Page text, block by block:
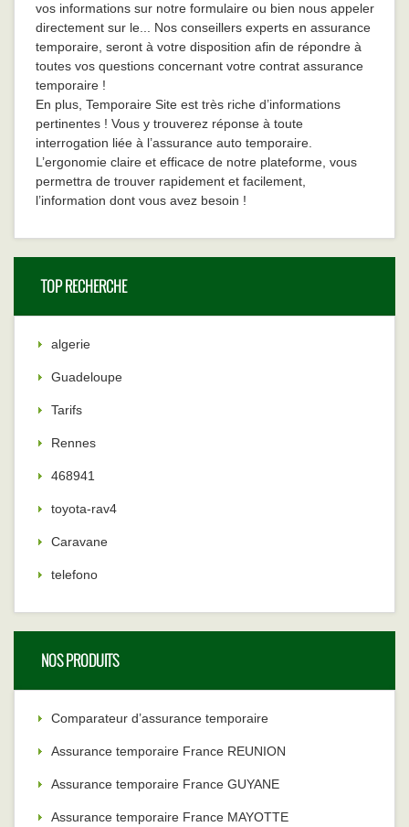
vos informations sur notre formulaire ou bien nous appeler
directement sur le... Nos conseillers experts en assurance
temporaire, seront à votre disposition afin de répondre à
toutes vos questions concernant votre contrat assurance
temporaire !
En plus, Temporaire Site est très riche d’informations
pertinentes ! Vous y trouverez réponse à toute
interrogation liée à l’assurance auto temporaire.
L’ergonomie claire et efficace de notre plateforme, vous
permettra de trouver rapidement et facilement,
l’information dont vous avez besoin !
TOP RECHERCHE
algerie
Guadeloupe
Tarifs
Rennes
468941
toyota-rav4
Caravane
telefono
NOS PRODUITS
Comparateur d’assurance temporaire
Assurance temporaire France REUNION
Assurance temporaire France GUYANE
Assurance temporaire France MAYOTTE